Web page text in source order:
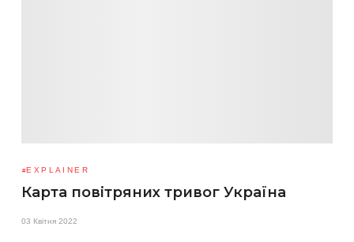
EXPLAINER
Карта повітряних тривог Україна
03 Квітня 2022